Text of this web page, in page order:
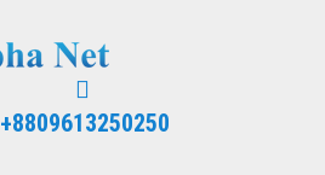
+8809613250250